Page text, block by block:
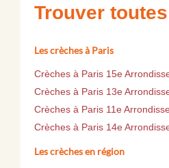
Trouver
Les crèches à Paris
Crèches à Paris 15e
Crèches à Paris 13e
Crèches à Paris 11e
Crèches à Paris 14e
Les crèches en région